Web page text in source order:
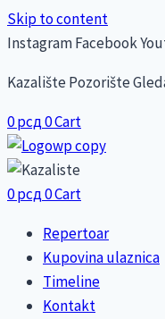
Skip to content
InstagramFacebook
Kazalište Pozorište
0рсд0Cart
0рсд0Cart
Repertoar
Kupovina ulaznica
Timeline
Kontakt